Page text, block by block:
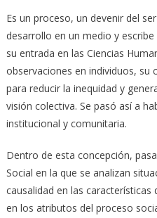
Es un proceso, un devenir del
desarrollo en un medio y
su entrada en las Ciencias
observaciones en individuos,
para reducir la inequidad y
visión colectiva. Se pasó así a
institucional y comunitaria.
Dentro de esta concepción,
Social en la que se analizan
causalidad en las
en los atributos del proceso